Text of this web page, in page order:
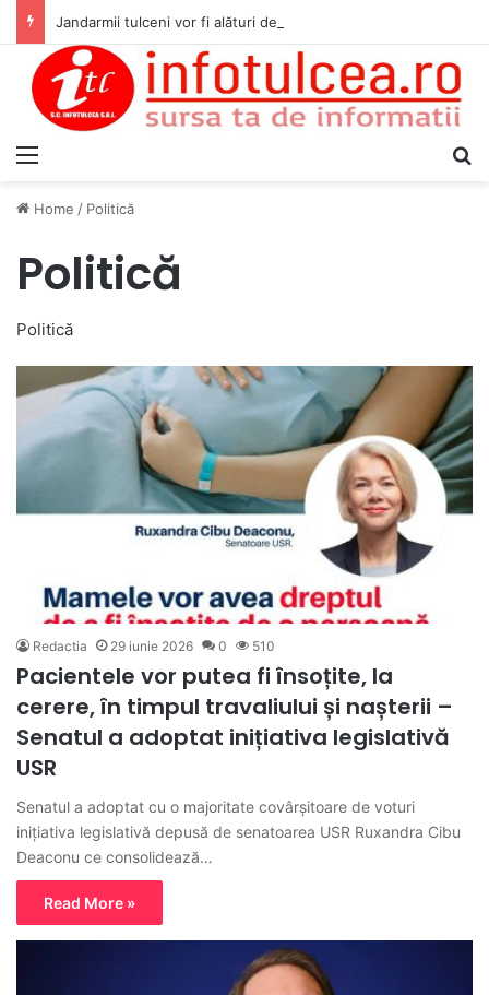
Home / Politică
Politică
Politică
Redactia 29 iunie 2026 0 510
Pacientele vor putea fi însoțite, la
cerere, în timpul travaliului și nașterii –
Senatul a adoptat inițiativa legislativă
USR
Senatul a adoptat cu o majoritate covârșitoare de voturi
inițiativa legislativă depusă de senatoarea USR Ruxandra Cibu
Deaconu ce consolidează…
Read More »